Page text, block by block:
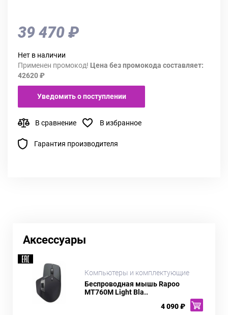
39 470 ₽
Нет в наличии
Применен промокод! Цена без промокода составляет:
42620 ₽
Уведомить о поступлении
В сравнение В избранное
Гарантия производителя
Аксессуары
Компьютеры и комплектующие
Беспроводная мышь Rapoo
MT760M Light Bla..
4 090 ₽